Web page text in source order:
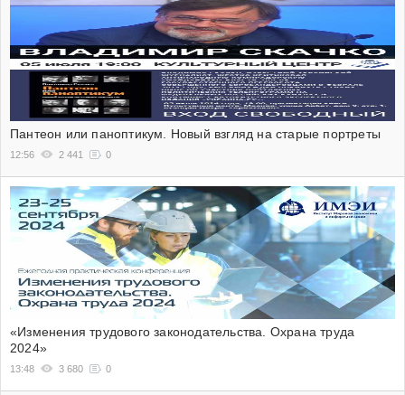
Пантеон или паноптикум. Новый взгляд на старые портреты
12:56 2 441 0
«Изменения трудового законодательства. Охрана труда
2024»
13:48 3 680 0